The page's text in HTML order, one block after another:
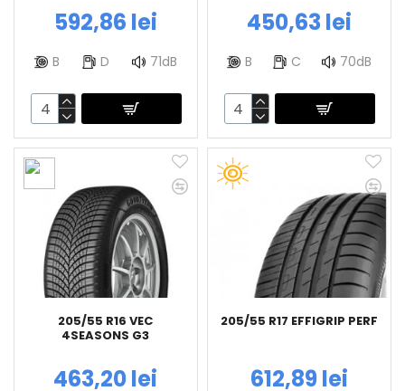
592,86 lei
B D 71dB
450,63 lei
B C 70dB
205/55 R16 VEC
4SEASONS G3
463,20 lei
205/55 R17 EFFIGRIP PERF
612,89 lei